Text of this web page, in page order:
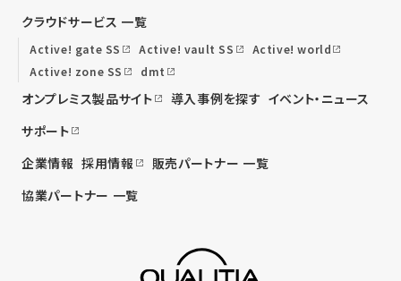
クラウドサービス 一覧
Active! gate SS Active! vault SS
Active! world
Active! zone SS
dmt
オンプレミス製品サイト 導入事例を探す イベント・ニュース
サポート
企業情報 採用情報
販売パートナー 一覧
協業パートナー 一覧